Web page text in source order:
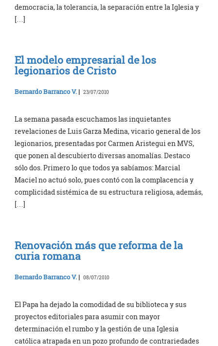
democracia, la tolerancia, la separación entre la Iglesia y
[…]
El modelo empresarial de los
legionarios de Cristo
Bernardo Barranco V. | 23/07/2010
La semana pasada escuchamos las inquietantes
revelaciones de Luis Garza Medina, vicario general de los
legionarios, presentadas por Carmen Aristegui en MVS,
que ponen al descubierto diversas anomalías. Destaco
sólo dos. Primero lo que todos ya sabíamos: Marcial
Maciel no actuó solo, pues contó con la complacencia y
complicidad sistémica de su estructura religiosa, además,
[…]
Renovación más que reforma de la
curia romana
Bernardo Barranco V. | 08/07/2010
El Papa ha dejado la comodidad de su biblioteca y sus
proyectos editoriales para asumir con mayor
determinación el rumbo y la gestión de una Iglesia
católica atrapada en un pozo profundo de contrariedades